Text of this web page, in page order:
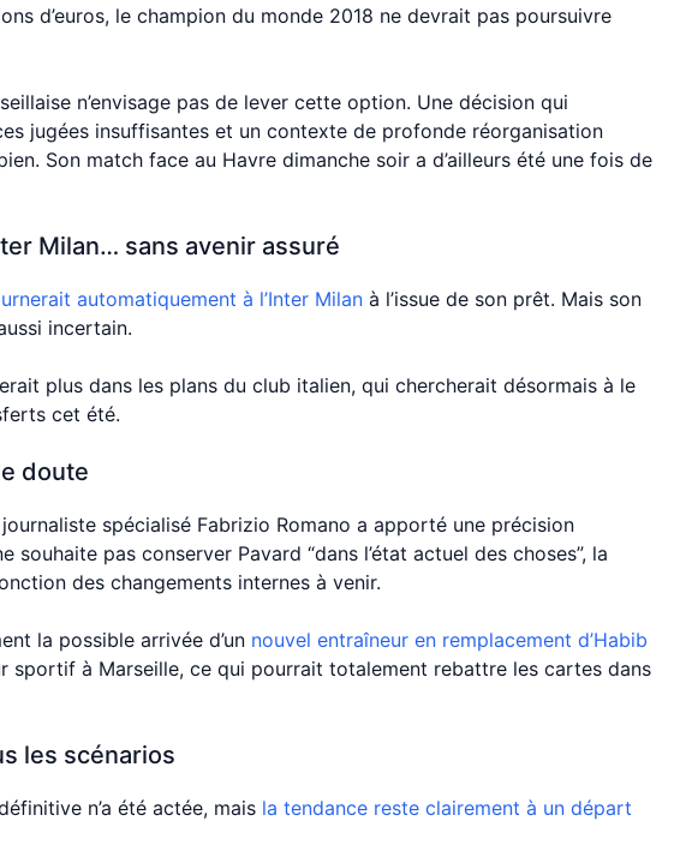
d’euros, le champion du monde 2018 ne devrait pas poursuivre
n’envisage pas de lever cette option. Une décision qui
jugées insuffisantes et un contexte de profonde réorganisation
Son match face au Havre dimanche soir a d’ailleurs été une fois de
Milan… sans avenir assuré
automatiquement à l’Inter Milan à l’issue de son prêt. Mais son
incertain.
plus dans les plans du club italien, qui chercherait désormais à le
cet été.
doute
spécialisé Fabrizio Romano a apporté une précision
souhaite pas conserver Pavard “dans l’état actuel des choses”, la
des changements internes à venir.
la possible arrivée d’un nouvel entraîneur en remplacement d’Habib
sportif à Marseille, ce qui pourrait totalement rebattre les cartes dans
les scénarios
n’a été actée, mais la tendance reste clairement à un départ